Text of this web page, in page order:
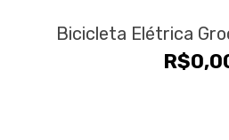
Bicicleta Elétrica
R$